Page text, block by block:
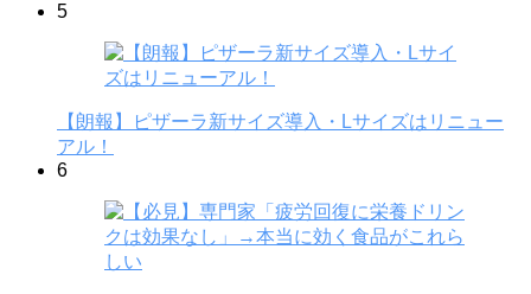
5
【朗報】ピザーラ新サイズ導入・Lサイズはリニュー
アル！
6